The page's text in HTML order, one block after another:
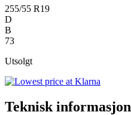
255/55 R19
D
B
73
Utsolgt
Teknisk informasjon